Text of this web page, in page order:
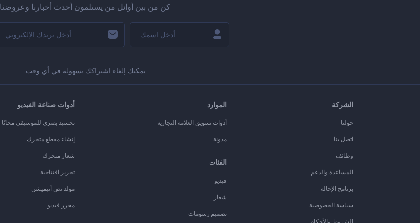
كن من بين أوائل من يستلمون أحدث أخبارنا وعروضنا
يمكنك إلغاء اشتراكك بسهولة في أي وقت.
الشركة
حولنا
اتصل بنا
وظائف
المساعدة والدعم
برنامج الإحالة
سياسة الخصوصية
الشروط والأحكام
الموارد
أدوات تسويق العلامة التجارية
مدونة
الفئات
فيديو
شعار
تصميم رسومات
أدوات صناعة الفيديو
تجسيد بصري للموسيقى مجانًا
إنشاء مقطع متحرك
شعار متحرك
تحرير افتتاحية
مولد نص أنيميشن
محرر فيديو